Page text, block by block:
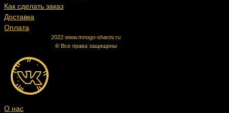
Как сделать заказ
Доставка
Оплата
2022 www.mnogo-sharov.ru
© Все права защищены
О нас